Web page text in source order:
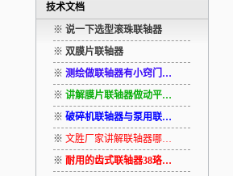
技术文档
※ 说一下选型滚珠联轴器
※ 双膜片联轴器
※ 测绘做联轴器有小窍门…
※ 讲解膜片联轴器做动平…
※ 破碎机联轴器与泵用联…
※ 文胜厂家讲解联轴器哪…
※ 耐用的齿式联轴器38珞…